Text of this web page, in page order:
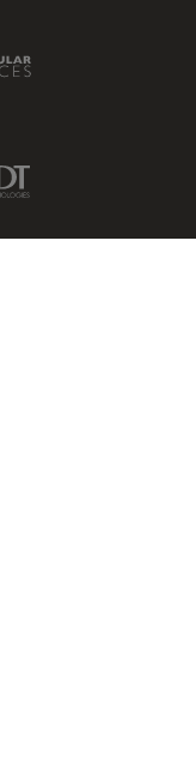
Devices Link
Link